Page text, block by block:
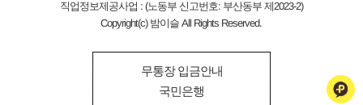
직업정보제공사업 : (노동부 신고번호: 부산동부 제2023-2)
Copyright(c) 밤이슬 All Rights Reserved.
무통장 입금안내
국민은행